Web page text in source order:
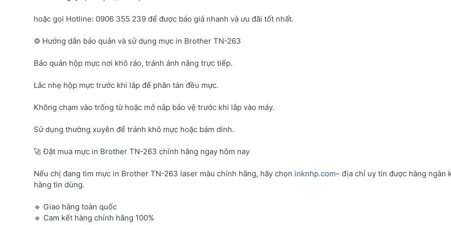
hoặc gọi Hotline: 0906 355 239 để được báo giá nhanh và ưu đãi tốt nhất.
⚙️ Hướng dẫn bảo quản và sử dụng mực in Brother TN-263
Bảo quản hộp mực nơi khô ráo, tránh ánh nắng trực tiếp.
Lắc nhẹ hộp mực trước khi lắp để phân tán đều mực.
Không chạm vào trống từ hoặc mở nắp bảo vệ trước khi lắp vào máy.
Sử dụng thường xuyên để tránh khô mực hoặc bám dính.
🚀 Đặt mua mực in Brother TN-263 chính hãng ngay hôm nay
Nếu chị đang tìm mực in Brother TN-263 laser màu chính hãng, hãy chọn inknhp.com– địa chỉ uy tín được hàng ngàn
hàng tin dùng.
🔹 Giao hàng toàn quốc
🔹 Cam kết hàng chính hãng 100%